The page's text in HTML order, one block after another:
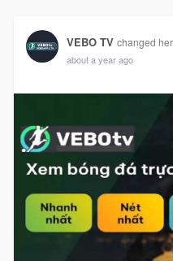
VEBO TV changed
about a year ago